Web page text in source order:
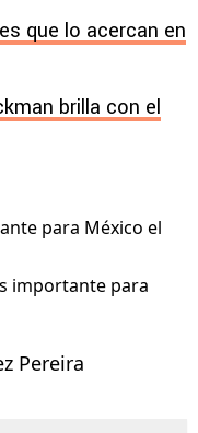
que lo acercan en
brilla con el
importante para
Pereira